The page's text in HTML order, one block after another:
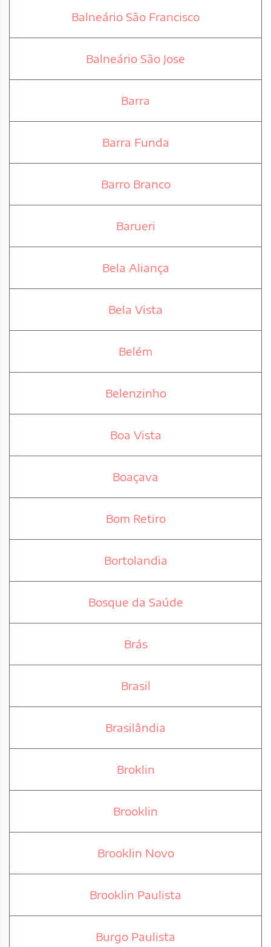
Balneário São Francisco
Balneário São Jose
Barra
Barra Funda
Barro Branco
Barueri
Bela Aliança
Bela Vista
Belém
Belenzinho
Boa Vista
Boaçava
Bom Retiro
Bortolandia
Bosque da Saúde
Brás
Brasil
Brasilândia
Broklin
Brooklin
Brooklin Novo
Brooklin Paulista
Burgo Paulista